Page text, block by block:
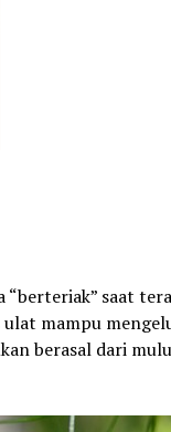
“berteriak” saat
ulat mampu
berasal dari